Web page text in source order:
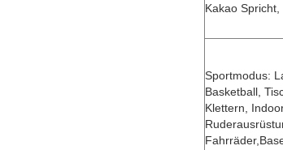
Kakao Spricht,
Sportmodus:
Basketball,
Klettern,